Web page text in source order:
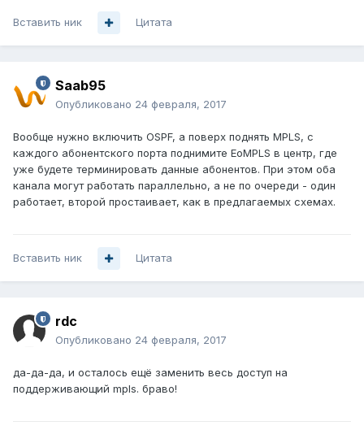
Вставить ник Цитата
Saab95
Опубликовано 24 февраля, 2017
Вообще нужно включить OSPF, а поверх поднять MPLS, с
каждого абонентского порта поднимите EoMPLS в центр, где
уже будете терминировать данные абонентов. При этом оба
канала могут работать параллельно, а не по очереди - один
работает, второй простаивает, как в предлагаемых схемах.
Вставить ник Цитата
rdc
Опубликовано 24 февраля, 2017
да-да-да, и осталось ещё заменить весь доступ на
поддерживающий mpls. браво!